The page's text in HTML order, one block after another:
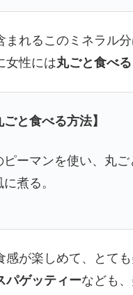
まれるこのミネラル
女性には丸ごと食べ
ごと食べる方法】
ピーマンを使い、丸
煮る。
が楽しめて、とて
パゲッティーなども